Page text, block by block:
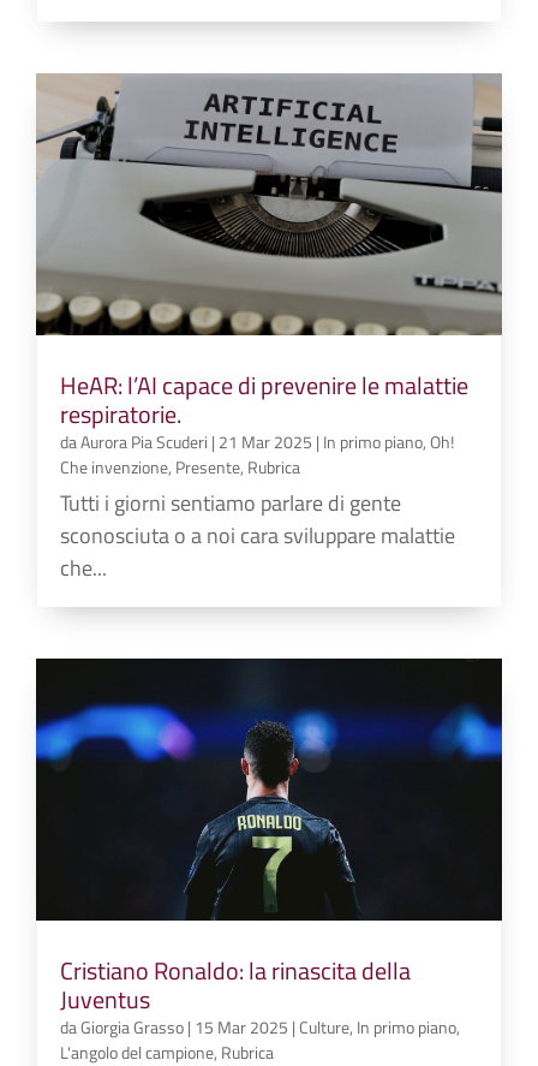
HeAR: l’AI capace di prevenire le malattie
respiratorie.
daAurora Pia Scuderi | 21 Mar 2025 | In primo piano,Oh!
Che invenzione, Presente, Rubrica
Tutti i giorni sentiamo parlare di gente
sconosciuta o a noi cara sviluppare malattie
che...
Cristiano Ronaldo: la rinascita della
Juventus
daGiorgia Grasso| 15 Mar 2025 |Culture, In primo piano,
L'angolo del campione, Rubrica